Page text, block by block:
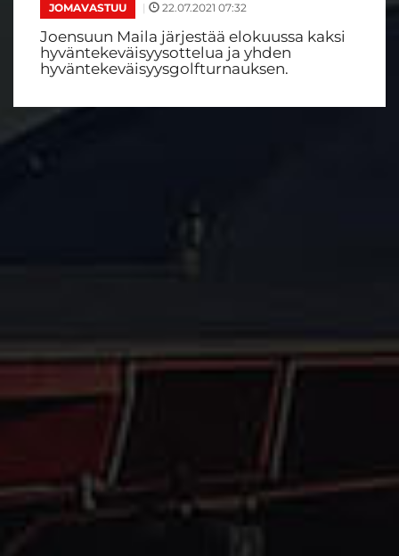
JOMAVASTUU | 22.07.2021 07:32
Joensuun Maila järjestää elokuussa kaksi
hyväntekeväisyysottelua ja yhden
hyväntekeväisyysgolfturnauksen.